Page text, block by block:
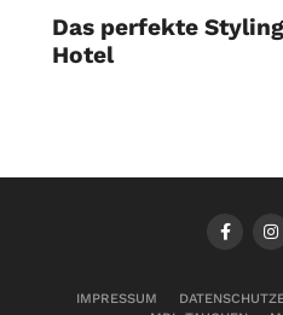
Das perfekte
Hotel
IMPRESSUM